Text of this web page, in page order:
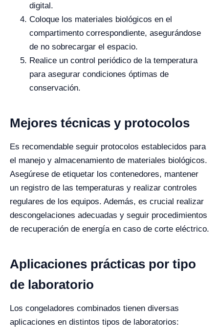
digital.
Coloque los materiales biológicos en el
compartimento correspondiente, asegurándose
de no sobrecargar el espacio.
Realice un control periódico de la temperatura
para asegurar condiciones óptimas de
conservación.
Mejores técnicas y protocolos
Es recomendable seguir protocolos establecidos para
el manejo y almacenamiento de materiales biológicos.
Asegúrese de etiquetar los contenedores, mantener
un registro de las temperaturas y realizar controles
regulares de los equipos. Además, es crucial realizar
descongelaciones adecuadas y seguir procedimientos
de recuperación de energía en caso de corte eléctrico.
Aplicaciones prácticas por tipo
de laboratorio
Los congeladores combinados tienen diversas
aplicaciones en distintos tipos de laboratorios: